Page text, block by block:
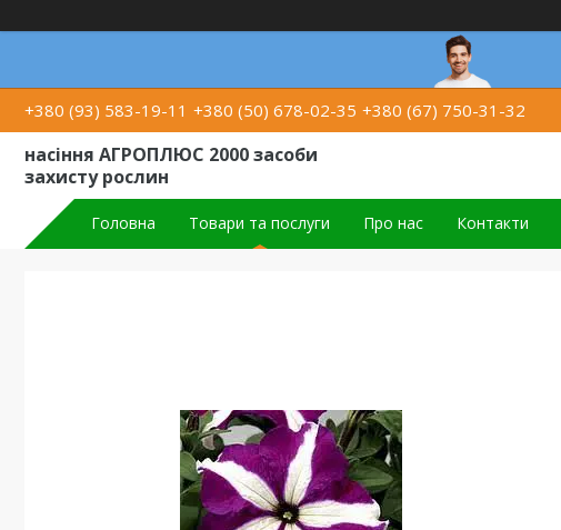
+380 (93) 583-19-11 +380 (50) 678-02-35 +380 (67) 750-31-32
насіння АГРОПЛЮС 2000 засоби
захисту рослин
Головна Товари та послуги Про нас Контакти